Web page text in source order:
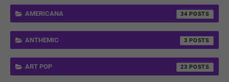
AMERICANA 34
ANTHEMIC 3
ART POP 23